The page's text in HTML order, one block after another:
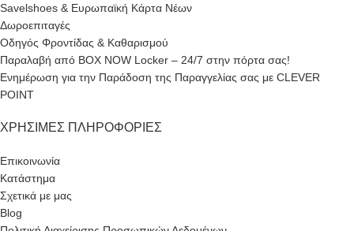
Savelshoes & Ευρωπαϊκή Κάρτα Νέων
Δωροεπιταγές
Οδηγός Φροντίδας & Καθαρισμού
Παραλαβή από BOX NOW Locker – 24/7 στην πόρτα σας!
Ενημέρωση για την Παράδοση της Παραγγελίας σας με CLEVER
POINT
ΧΡΉΣΙΜΕΣ ΠΛΗΡΟΦΟΡΊΕΣ
Επικοινωνία
Κατάστημα
Σχετικά με μας
Blog